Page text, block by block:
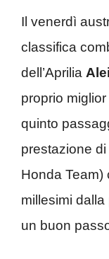
Il venerdì
classifica
dell’Aprilia
proprio
quinto
prestazione di
Honda Team)
millesimi
un buon